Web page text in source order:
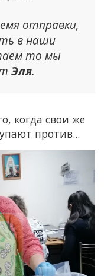
отправки,
в наши
то мы
Эля.
когда свои же
против...